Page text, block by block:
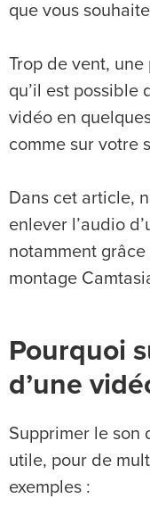
que vous
Trop de vent,
qu’il est possible
vidéo en
comme sur votre
Dans cet article,
enlever l’audio
notamment
montage
Pourquoi
d’une
Supprimer le son
utile, pour de
exemples :